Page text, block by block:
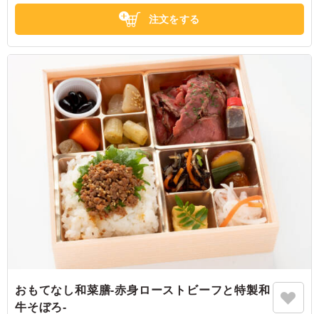
注文をする
おもてなし和菜膳‐赤身ローストビーフと特製和
牛そぼろ‐